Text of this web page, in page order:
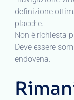
definizione
placche.
Non è richiesta
Deve essere
endovena.